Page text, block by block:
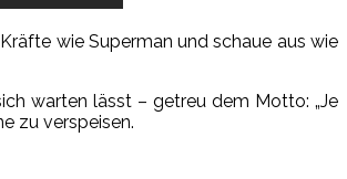
wie Superman und schaue aus wie
warten lässt – getreu dem Motto: „Je
zu verspeisen.